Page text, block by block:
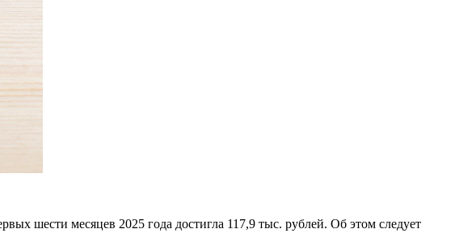
шести месяцев 2025 года достигла 117,9 тыс. рублей. Об этом следует